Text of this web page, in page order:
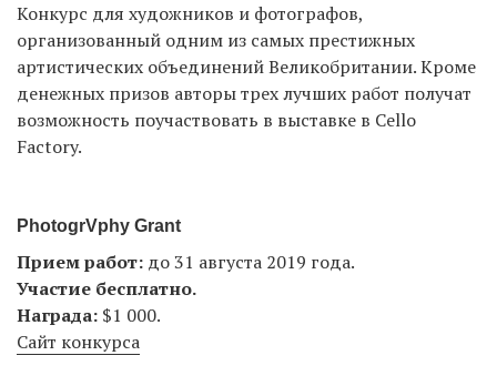
Конкурс для художников и фотографов,
организованный одним из самых престижных
артистических объединений Великобритании. Кроме
денежных призов авторы трех лучших работ получат
возможность поучаствовать в выставке в Cello
Factory.
PhotogrVphy Grant
Прием работ: до 31 августа 2019 года.
Участие бесплатно.
Награда: $1 000.
Сайт конкурса